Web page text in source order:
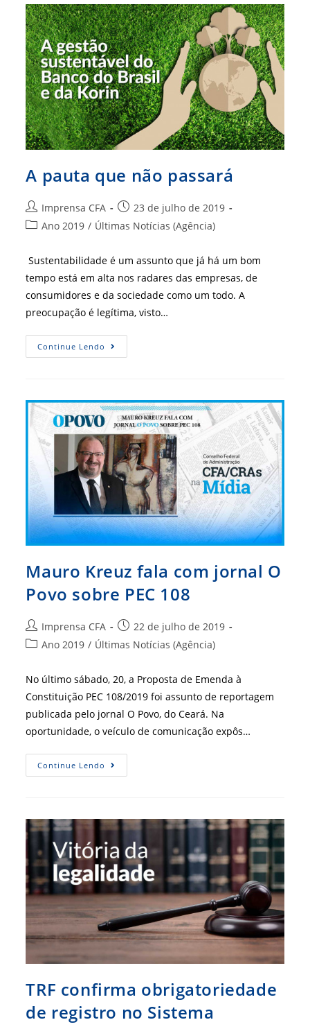
Encerrada
Com
Entrega
De
Certificados
A pauta que não passará
Autor
do
Imprensa CFA
Post
publicado:
23 de julho de 2019
Categoria
post:
Ano 2019 / Últimas Notícias (Agência)
Sustentabilidade é um assunto que já há um bom
tempo está em alta nos radares das empresas, de
consumidores e da sociedade como um todo. A
preocupação é legítima, visto…
Continue Lendo A
Pauta
Mauro Kreuz fala com jornal O
Povo sobre PEC 108
Autor
do
Imprensa CFA
Post
publicado:
22 de julho de 2019
Categoria
post:
Ano 2019 / Últimas Notícias (Agência)
No último sábado, 20, a Proposta de Emenda à
Constituição PEC 108/2019 foi assunto de reportagem
publicada pelo jornal O Povo, do Ceará. Na
oportunidade, o veículo de comunicação expôs…
Continue Lendo Mauro
Kreuz
Povo
Sobre
PEC
108
TRF confirma obrigatoriedade
de registro no Sistema